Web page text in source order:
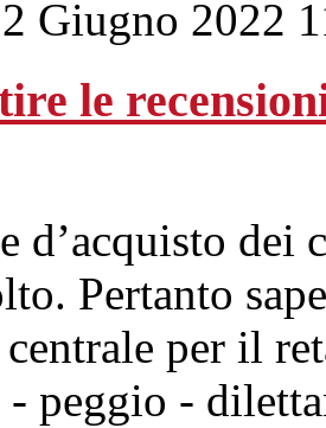
Giugno 2022
le
d’acquisto
Pertanto
per il
peggio -